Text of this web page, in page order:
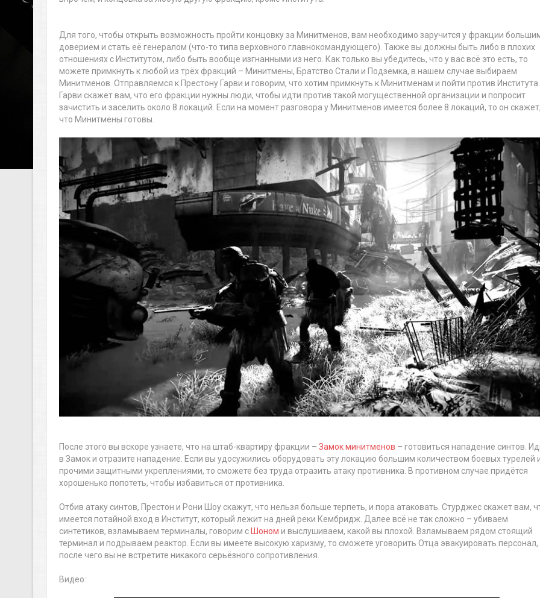
Для того, чтобы открыть возможность пройти концовку за Минитменов, вам необходимо заручится у фракции
доверием и стать её генералом (что-то типа верховного главнокомандующего). Также вы должны быть либо в плохих
отношениях с Институтом, либо быть вообще изгнанными из него. Как только вы убедитесь, что у вас всё это есть, то
можете примкнуть к любой из трёх фракций – Минитмены, Братство Стали и Подземка, в нашем случае выбираем
Минитменов. Отправляемся к Престону Гарви и говорим, что хотим примкнуть к Минитменам и пойти против Института.
Гарви скажет вам, что его фракции нужны люди, чтобы идти против такой могущественной организации и попросит
зачистить и заселить около 8 локаций. Если на момент разговора у Минитменов имеется более 8 локаций, то он
что Минитмены готовы.
После этого вы вскоре узнаете, что на штаб-квартиру фракции – Замок минитменов – готовиться нападение синтов.
в Замок и отразите нападение. Если вы удосужились оборудовать эту локацию большим количеством боевых турелей
прочими защитными укреплениями, то сможете без труда отразить атаку противника. В противном случае придётся
хорошенько попотеть, чтобы избавиться от противника.
Отбив атаку синтов, Престон и Рони Шоу скажут, что нельзя больше терпеть, и пора атаковать. Стурджес скажет вам,
имеется потайной вход в Институт, который лежит на дней реки Кембридж. Далее всё не так сложно – убиваем
синтетиков, взламываем терминалы, говорим сШоном и выслушиваем, какой вы плохой. Взламываем рядом стоящий
терминал и подрываем реактор. Если вы имеете высокую харизму, то сможете уговорить Отца эвакуировать персонал,
после чего вы не встретите никакого серьёзного сопротивления.
Видео: